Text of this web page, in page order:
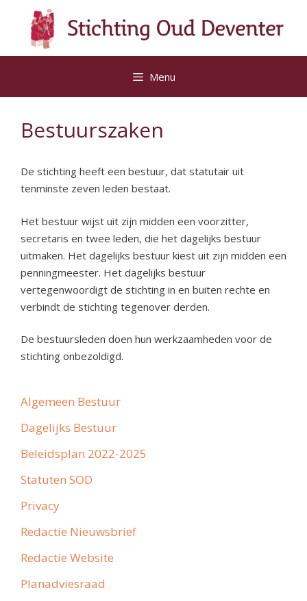
inhoud
Menu
Bestuurszaken
De stichting heeft een bestuur, dat statutair uit
tenminste zeven leden bestaat.
Het bestuur wijst uit zijn midden een voorzitter,
secretaris en twee leden, die het dagelijks bestuur
uitmaken. Het dagelijks bestuur kiest uit zijn midden een
penningmeester. Het dagelijks bestuur
vertegenwoordigt de stichting in en buiten rechte en
verbindt de stichting tegenover derden.
De bestuursleden doen hun werkzaamheden voor de
stichting onbezoldigd.
Algemeen Bestuur
Dagelijks Bestuur
Beleidsplan 2022-2025
Statuten SOD
Privacy
Redactie Nieuwsbrief
Redactie Website
Planadviesraad